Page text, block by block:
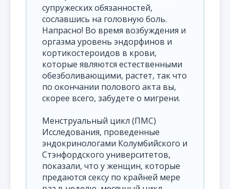
супружеских обязанностей,
сославшись на головную боль.
Напрасно! Во время возбуждения и
оргазма уровень эндорфинов и
кортикостероидов в крови,
которые являются естественными
обезболивающими, растет, так что
по окончании полового акта вы,
скорее всего, забудете о мигрени.
Менструальный цикл (ПМС)
Исследования, проведенные
эндокринологами Колумбийского и
Стэнфордского университетов,
показали, что у женщин, которые
предаются сексу по крайней мере